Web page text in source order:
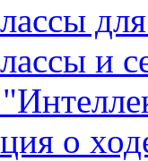
и
о